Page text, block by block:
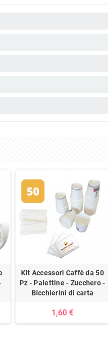
Kit Accessori Caffè da 50
Pz - Palettine - Zucchero -
Bicchierini di carta
1,60 €